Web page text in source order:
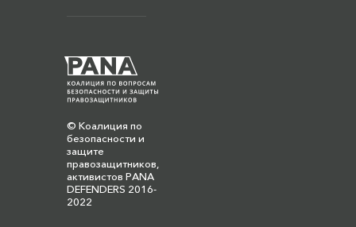
© Коалиция по
безопасности и
защите
правозащитников,
активистов PANA
DEFENDERS 2016-
2022